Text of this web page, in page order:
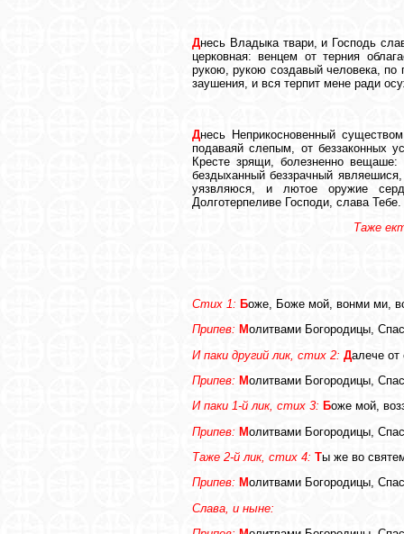
Днесь Владыка твари, и Господь
церковная: венцем от терния
рукою, рукою создавый человека,
заушения, и вся терпит мене ради
Днесь Неприкосновенный
подаваяй слепым, от беззаконных
Кресте зрящи, болезненно
бездыханный беззрачный
уязвляюся, и лютое оружие
Долготерпеливе Господи, слава Тебе.
Таже
Стих 1: Боже, Боже мой, вонми ми,
Припев: Молитвами Богородицы,
И паки другий лик, стих 2: Далече от
Припев: Молитвами Богородицы,
И паки 1-й лик, стих 3: Боже мой,
Припев: Молитвами Богородицы,
Таже 2-й лик, стих 4: Ты же во
Припев: Молитвами Богородицы,
Слава, и ныне: